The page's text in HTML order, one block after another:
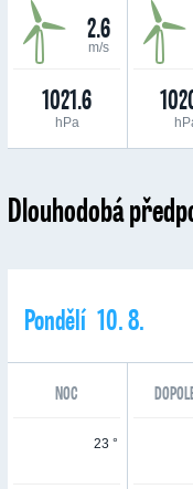
2.6
m/s
1021.6
hPa
Dlouhodobá
Pondělí 10. 8.
NOC
23 °